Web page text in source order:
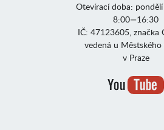
Otevírací doba:
8:00—16:30
IČ: 47123605, značka
vedená u Městského
v Praze